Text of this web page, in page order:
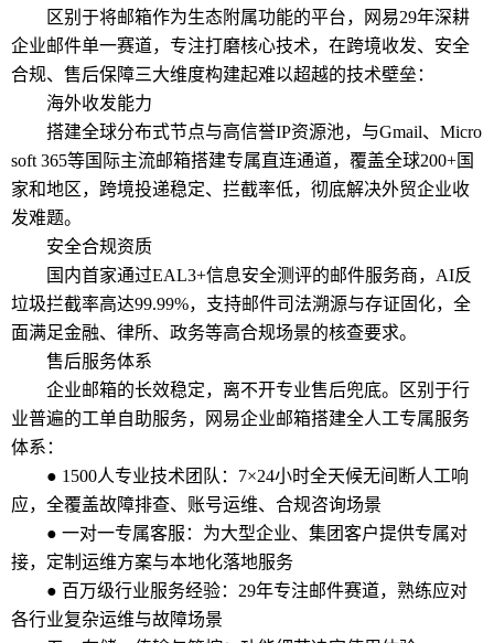
区别于将邮箱作为生态附属功能的平台，网易29年深耕
企业邮件单一赛道，专注打磨核心技术，在跨境收发、安全
合规、售后保障三大维度构建起难以超越的技术壁垒：
海外收发能力
搭建全球分布式节点与高信誉IP资源池，与Gmail、Micro
soft 365等国际主流邮箱搭建专属直连通道，覆盖全球200+国
家和地区，跨境投递稳定、拦截率低，彻底解决外贸企业收
发难题。
安全合规资质
国内首家通过EAL3+信息安全测评的邮件服务商，AI反
垃圾拦截率高达99.99%，支持邮件司法溯源与存证固化，全
面满足金融、律所、政务等高合规场景的核查要求。
售后服务体系
企业邮箱的长效稳定，离不开专业售后兜底。区别于行
业普遍的工单自助服务，网易企业邮箱搭建全人工专属服务
体系：
● 1500人专业技术团队：7×24小时全天候无间断人工响
应，全覆盖故障排查、账号运维、合规咨询场景
● 一对一专属客服：为大型企业、集团客户提供专属对
接，定制运维方案与本地化落地服务
● 百万级行业服务经验：29年专注邮件赛道，熟练应对
各行业复杂运维与故障场景